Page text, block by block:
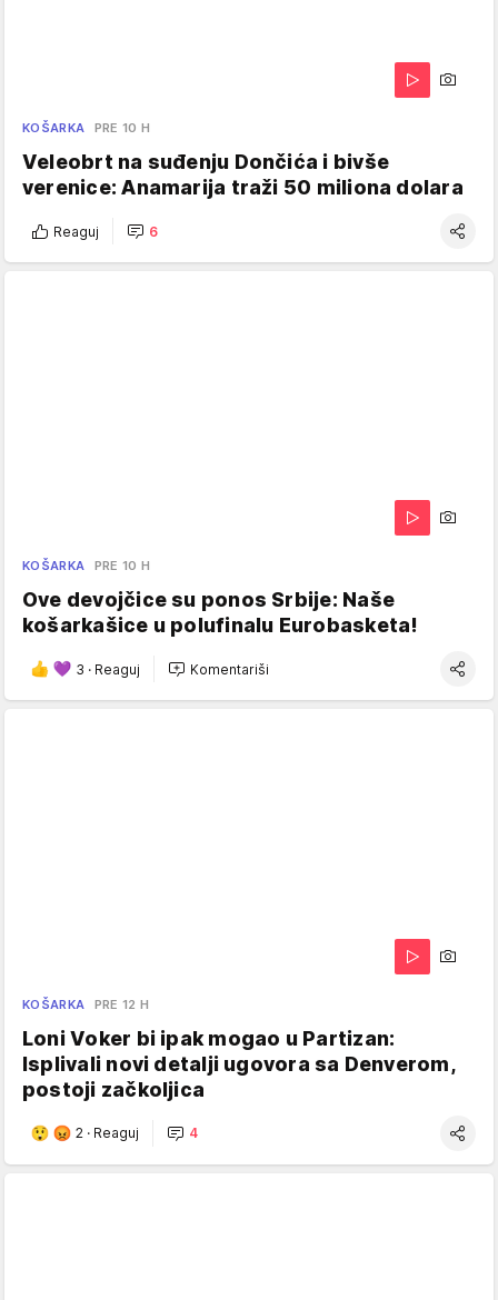
KOŠARKA PRE 10 H
Veleobrt na suđenju Dončića i bivše
verenice: Anamarija traži 50 miliona dolara
Reaguj 6
KOŠARKA PRE 10 H
Ove devojčice su ponos Srbije: Naše
košarkašice u polufinalu Eurobasketa!
3 · Reaguj Komentariši
KOŠARKA PRE 12 H
Loni Voker bi ipak mogao u Partizan:
Isplivali novi detalji ugovora sa Denverom,
postoji začkoljica
2 · Reaguj 4